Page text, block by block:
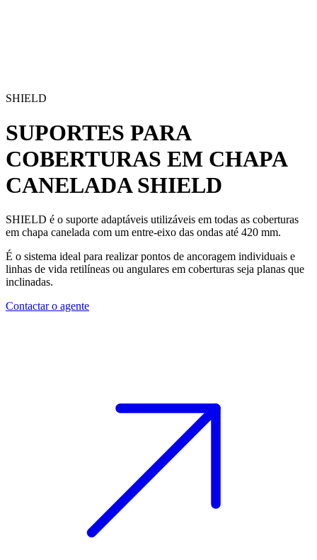
SHIELD
SUPORTES PARA
COBERTURAS EM CHAPA
CANELADASHIELD
SHIELD é o suporte adaptáveis utilizáveis em todas as coberturas
em chapa canelada com um entre-eixo das ondas até 420 mm.
É o sistema ideal para realizarpontos de ancoragem individuais e
linhas de vida retilíneas ou angulares em coberturas seja planas que
inclinadas.
Contactar o agente